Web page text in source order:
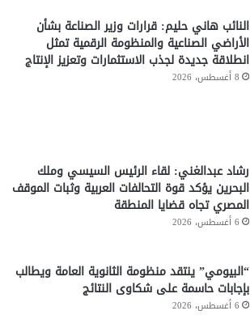
النائب هاني حليم: قرارات وزير الصناعة بشأن
الأراضي الصناعية والمنظومة الرقمية تمثل
انطلاقة جديدة لجذب الاستثمارات وتعزيز الإنتاج
8 أغسطس، 2026
رشاد عبدالغني: لقاء الرئيس السيسي وملك
البحرين يؤكد قوة التحالفات العربية وثبات الموقف
المصري تجاه قضايا المنطقة
6 أغسطس، 2026
“البيومي” ينتقد منظومة الثانوية العامة ويطالب
بإجابات حاسمة على شكاوى النتائج
6 أغسطس، 2026